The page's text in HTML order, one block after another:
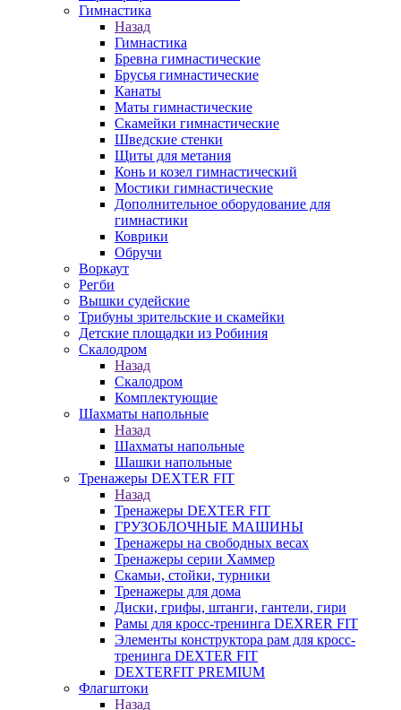
Гимнастика
Назад
Гимнастика
Бревна гимнастические
Брусья гимнастические
Канаты
Маты гимнастические
Скамейки гимнастические
Шведские стенки
Щиты для метания
Конь и козел гимнастический
Мостики гимнастические
Дополнительное оборудование для
гимнастики
Коврики
Обручи
Воркаут
Регби
Вышки судейские
Трибуны зрительские и скамейки
Детские площадки из Робиния
Скалодром
Назад
Скалодром
Комплектующие
Шахматы напольные
Назад
Шахматы напольные
Шашки напольные
Тренажеры DEXTER FIT
Назад
Тренажеры DEXTER FIT
ГРУЗОБЛОЧНЫЕ МАШИНЫ
Тренажеры на свободных весах
Тренажеры серии Хаммер
Скамьи, стойки, турники
Тренажеры для дома
Диски, грифы, штанги, гантели, гири
Рамы для кросс-тренинга DEXRER FIT
Элементы конструктора рам для кросс-
тренинга DEXTER FIT
DEXTERFIT PREMIUM
Флагштоки
Назад